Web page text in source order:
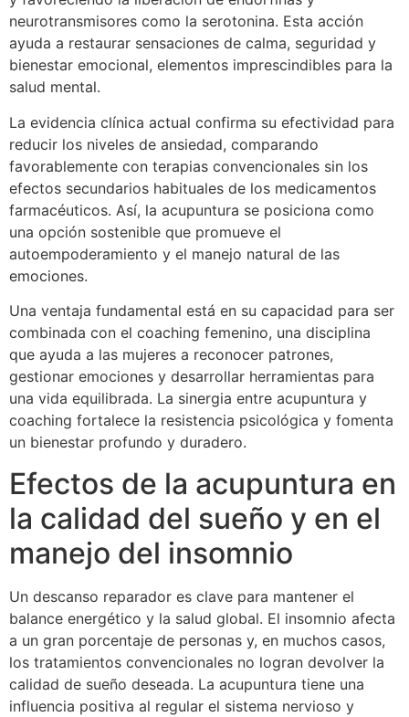
neurotransmisores como la serotonina. Esta acción
ayuda a restaurar sensaciones de calma, seguridad y
bienestar emocional, elementos imprescindibles para la
salud mental.
La evidencia clínica actual confirma su efectividad para
reducir los niveles de ansiedad, comparando
favorablemente con terapias convencionales sin los
efectos secundarios habituales de los medicamentos
farmacéuticos. Así, la acupuntura se posiciona como
una opción sostenible que promueve el
autoempoderamiento y el manejo natural de las
emociones.
Una ventaja fundamental está en su capacidad para ser
combinada con el coaching femenino, una disciplina
que ayuda a las mujeres a reconocer patrones,
gestionar emociones y desarrollar herramientas para
una vida equilibrada. La sinergia entre acupuntura y
coaching fortalece la resistencia psicológica y fomenta
un bienestar profundo y duradero.
Efectos de la acupuntura en
la calidad del sueño y en el
manejo del insomnio
Un descanso reparador es clave para mantener el
balance energético y la salud global. El insomnio afecta
a un gran porcentaje de personas y, en muchos casos,
los tratamientos convencionales no logran devolver la
calidad de sueño deseada. La acupuntura tiene una
influencia positiva al regular el sistema nervioso y